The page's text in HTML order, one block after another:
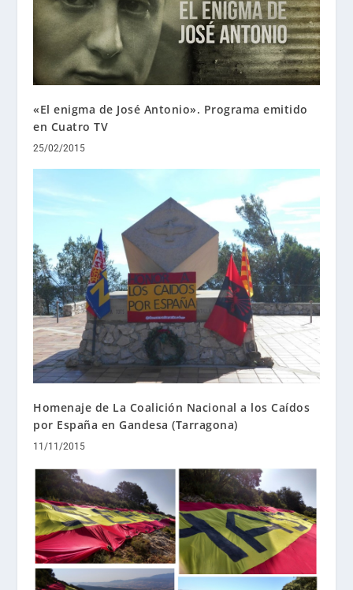
«El enigma de José Antonio». Programa emitido
en Cuatro TV
25/02/2015
Homenaje de La Coalición Nacional a los Caídos
por España en Gandesa (Tarragona)
11/11/2015